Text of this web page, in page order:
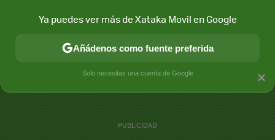
MÓVIL Y SOCIEDAD APLICACIONES ×
Ya puedes ver más de Xataka Movil en Google
Añádenos como fuente preferida
Solo necesitas una cuenta de Google